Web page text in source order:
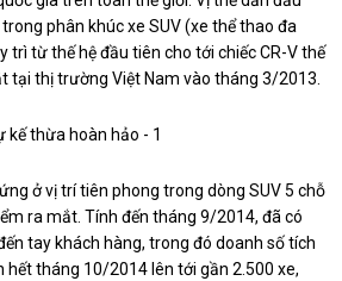
phân khúc xe SUV (xe thể thao đa
trì từ thế hệ đầu tiên cho tới chiếc CR-V thế
tại thị trường Việt Nam vào tháng 3/2013.
ở vị trí tiên phong trong dòng SUV 5 chỗ
ra mắt. Tính đến tháng 9/2014, đã có
tay khách hàng, trong đó doanh số tích
hết tháng 10/2014 lên tới gần 2.500 xe,